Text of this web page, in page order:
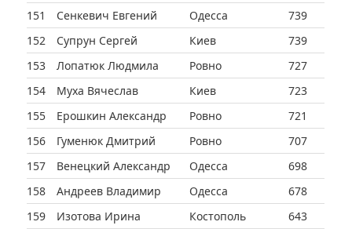
151
Сенкевич Евгений Одесса
739
152
Супрун Сергей Киев
739
153
Лопатюк Людмила Ровно
727
154
Муха Вячеслав Киев
723
155
Ерошкин Александр Ровно
721
156
Гуменюк Дмитрий Ровно
707
157
Венецкий Александр Одесса
698
158
Андреев Владимир Одесса
678
159
Изотова Ирина Костополь
643